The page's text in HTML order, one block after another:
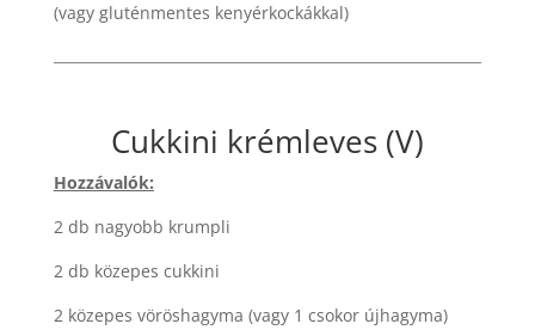
(vagy gluténmentes kenyérkockákkal)
Cukkini krémleves (V)
Hozzávalók:
2 db nagyobb krumpli
2 db közepes cukkini
2 közepes vöröshagyma (vagy 1 csokor újhagyma)